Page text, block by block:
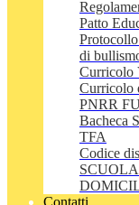
Patto
di
Curricolo
Curricolo
PNRR
Bacheca
TFA
Codice